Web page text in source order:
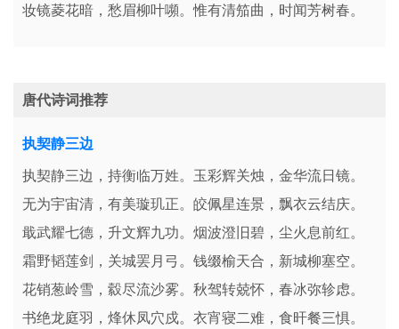
妆镜菱花暗，愁眉柳叶嚬。惟有清笳曲，时闻芳树春。
唐代诗词推荐
执契静三边
执契静三边，持衡临万姓。玉彩辉关烛，金华流日镜。
无为宇宙清，有美璇玑正。皎佩星连景，飘衣云结庆。
戢武耀七德，升文辉九功。烟波澄旧碧，尘火息前红。
霜野韬莲剑，关城罢月弓。钱缀榆天合，新城柳塞空。
花销葱岭雪，縠尽流沙雾。秋驾转兢怀，春冰弥轸虑。
书绝龙庭羽，烽休凤穴戍。衣宵寝二难，食旰餐三惧。